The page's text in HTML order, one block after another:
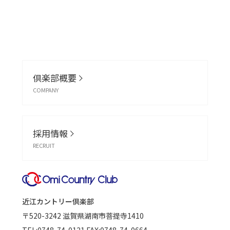
倶楽部概要
COMPANY
採用情報
RECRUIT
近江カントリー倶楽部
〒520-3242 滋賀県湖南市菩提寺1410